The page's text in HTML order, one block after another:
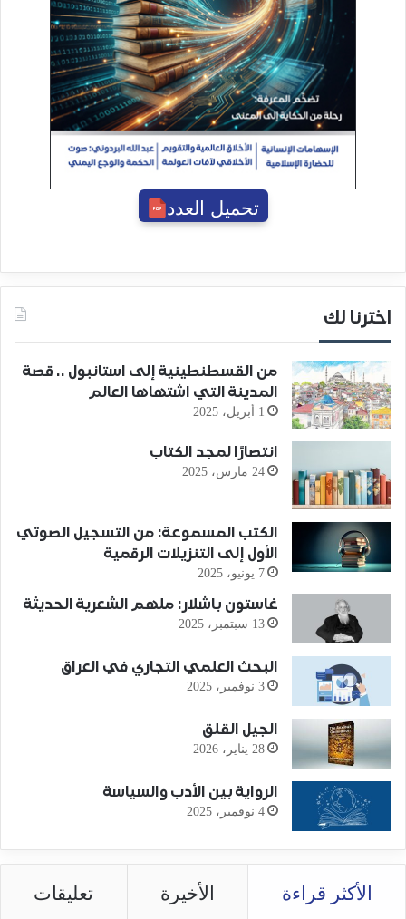
تحميل العدد
اخترنا لك
من القسطنطينية إلى استانبول .. قصة
المدينة التي اشتهاها العالم
1 أبريل، 2025
انتصارًا لمجد الكتاب
24 مارس، 2025
الكتب المسموعة: من التسجيل الصوتي
الأول إلى التنزيلات الرقمية
7 يونيو، 2025
غاستون باشلار: ملهم الشعرية الحديثة
13 سبتمبر، 2025
البحث العلمي التجاري في العراق
3 نوفمبر، 2025
الجيل القلق
28 يناير، 2026
الرواية بين الأدب والسياسة
4 نوفمبر، 2025
الأكثر قراءة الأخيرة تعليقات